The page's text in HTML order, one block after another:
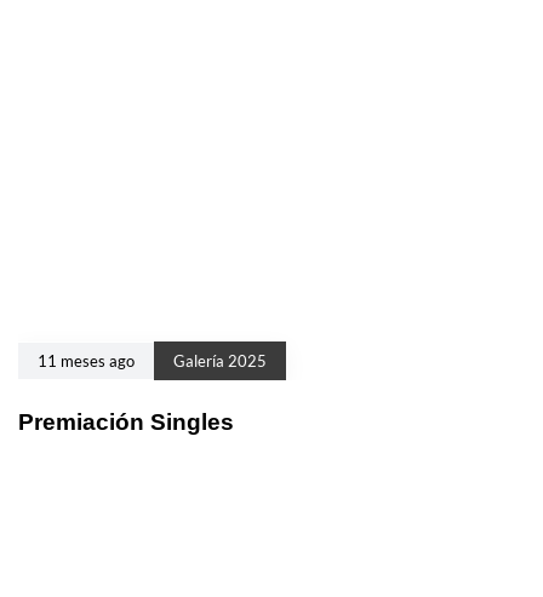
11 meses ago Galería 2025
Premiación Singles